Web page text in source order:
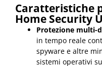
Caratteristiche
Home Security
Protezione multi-
in tempo reale
spyware e altre
sistemi operativi